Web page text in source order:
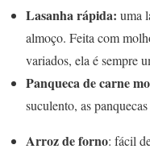
Lasanha rápida: uma
almoço. Feita com
variados, ela é sempre
Panqueca de carne
suculento, as
Arroz de forno: fácil